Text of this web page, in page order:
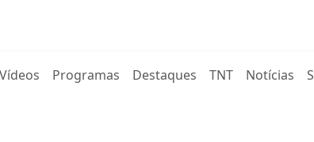
Vídeos Programas Destaques TNT Notícias